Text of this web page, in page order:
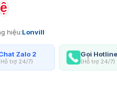
hiệu:Lonvill
Zalo 2
trợ 24/7)
Gọi Hotline
(Hỗ trợ 24/7)